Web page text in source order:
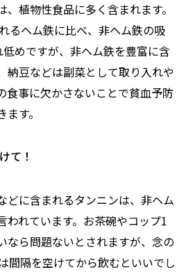
植物性食品に多く含まれます。
るヘム鉄に比べ、非ヘム鉄の吸
めですが、非ヘム鉄を豊富に含
納豆などは副菜として取り入れや
食事に欠かさないことで貧血予防
す。
て！
どに含まれるタンニンは、非ヘム
われています。お茶碗やコップ1
なら問題ないとされますが、念の
間隔を空けてから飲むといいでし